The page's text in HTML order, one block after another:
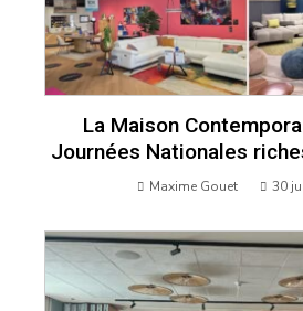
La Maison
Journées Nationales
Maxime Gouet 30